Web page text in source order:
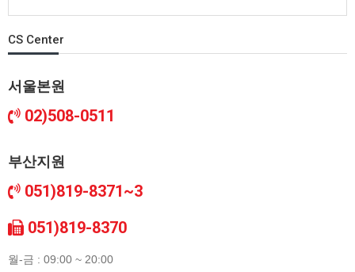
CS Center
서울본원
02)508-0511
부산지원
051)819-8371~3
051)819-8370
월-금 : 09:00 ~ 20:00